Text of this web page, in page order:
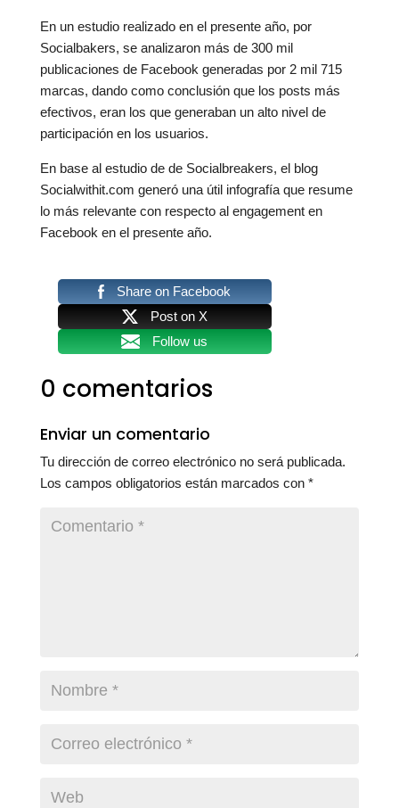
En un estudio realizado en el presente año, por
Socialbakers, se analizaron más de 300 mil
publicaciones de Facebook generadas por 2 mil 715
marcas, dando como conclusión que los posts más
efectivos, eran los que generaban un alto nivel de
participación en los usuarios.
En base al estudio de de Socialbreakers, el blog
Socialwithit.com generó una útil infografía que resume
lo más relevante con respecto al engagement en
Facebook en el presente año.
Share on Facebook
Post on X
Follow us
0 comentarios
Enviar un comentario
Tu dirección de correo electrónico no será publicada.
Los campos obligatorios están marcados con *